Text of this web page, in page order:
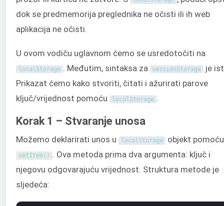
dok se predmemorija preglednika ne očisti ili ih web
aplikacija ne očisti.
U ovom vodiču uglavnom ćemo se usredotočiti na
localStorage . Međutim, sintaksa za sessionStorage
je
Prikazat ćemo kako stvoriti, čitati i ažurirati parove
ključ/vrijednost pomoću
localStorage .
Korak 1 – Stvaranje unosa
Možemo deklarirati unos u localStorage objekt pomoću
setItem( ) . Ova metoda prima dva argumenta: ključ i
njegovu odgovarajuću vrijednost. Struktura metode je
sljedeća: